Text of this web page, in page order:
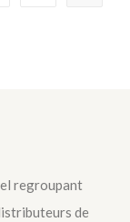
regroupant
de